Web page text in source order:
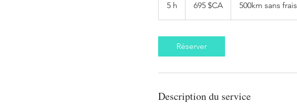
5 h
h
canadiens
695 $CA 500km sans
Réserver
Description du service